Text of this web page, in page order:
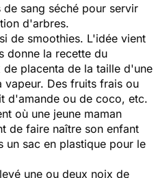
sang séché pour servir
d'arbres.
de smoothies. L'idée vient
donne la recette du
placenta de la taille d'une
vapeur. Des fruits frais ou
d'amande ou de coco, etc.
où une jeune maman
de faire naître son enfant
un sac en plastique pour le
une ou deux noix de